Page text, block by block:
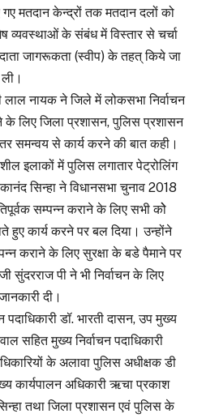
गए मतदान केन्द्रों तक मतदान दलों को
व्यवस्थाओं के संबंध में विस्तार से चर्चा
जागरूकता (स्वीप) के तहत् किये जा
नायक ने जिले में लोकसभा निर्वाचन
के लिए जिला प्रशासन, पुलिस प्रशासन
समन्वय से कार्य करने की बात कही।
इलाकों में पुलिस लगातार पेट्रोलिंग
सिन्हा ने विधानसभा चुनाव 2018
सम्पन्न कराने के लिए सभी कोे
हुए कार्य करने पर बल दिया। उन्होंने
कराने के लिए सुरक्षा के बडे पैमाने पर
सुंदरराज पी ने भी निर्वाचन के लिए
दी।
डॉ. भारती दासन, उप मुख्य
सहित मुख्य निर्वाचन पदाधिकारी
के अलावा पुलिस अधीक्षक डी
कार्यपालन अधिकारी ऋचा प्रकाश
तथा जिला प्रशासन एवं पुलिस के